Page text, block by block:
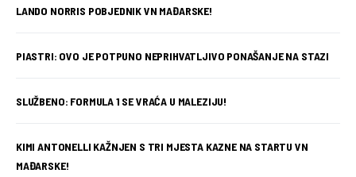
LANDO NORRIS POBJEDNIK VN MAĐARSKE!
PIASTRI: OVO JE POTPUNO NEPRIHVATLJIVO PONAŠANJE NA STAZI
SLUŽBENO: FORMULA 1 SE VRAĆA U MALEZIJU!
KIMI ANTONELLI KAŽNJEN S TRI MJESTA KAZNE NA STARTU VN
MAĐARSKE!